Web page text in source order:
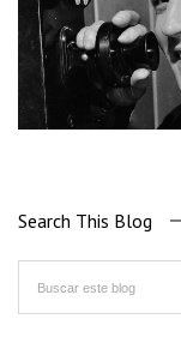
Search This Blog